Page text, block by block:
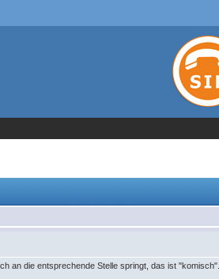
an die entsprechende Stelle springt, das ist "komisch".